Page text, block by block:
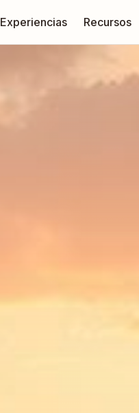
Experiencias Recursos